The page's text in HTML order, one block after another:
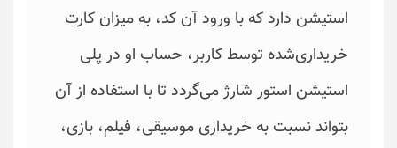
استیشن دارد که با ورود آن کد، به میزان کارت
خریداری‌شده توسط کاربر، حساب او در پلی
استیشن استور شارژ می‌گردد تا با استفاده از آن
بتواند نسبت به خریداری موسیقی، فیلم، بازی،